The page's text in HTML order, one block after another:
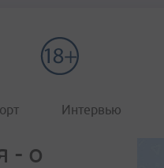
Интервью
- о